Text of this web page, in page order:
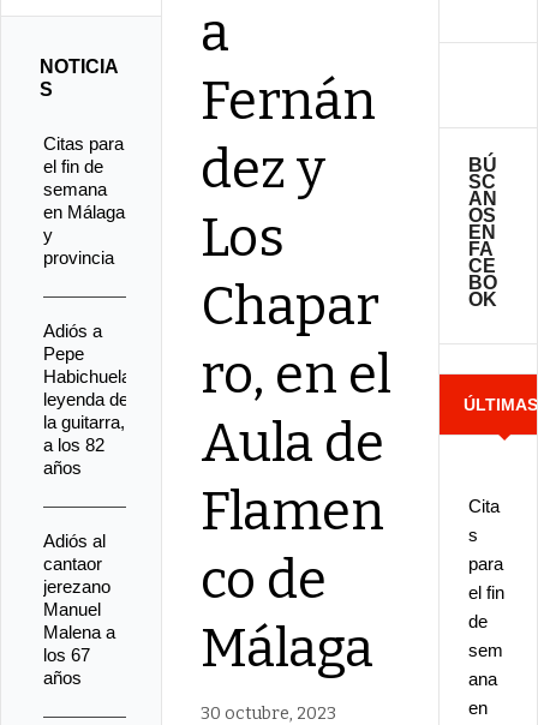
a
Fernán
dez y
Los
Chapar
ro, en el
Aula de
Flamen
co de
Málaga
30 octubre, 2023
BÚ
SC
AN
OS
EN
FA
CE
BO
OK
ÚLTIMAS
Cita
s
para
el fin
de
sem
ana
en
NOTICIA
S
Citas para
el fin de
semana
en Málaga
y
provincia
Adiós a
Pepe
Habichuela,
leyenda de
la guitarra,
a los 82
años
Adiós al
cantaor
jerezano
Manuel
Malena a
los 67
años